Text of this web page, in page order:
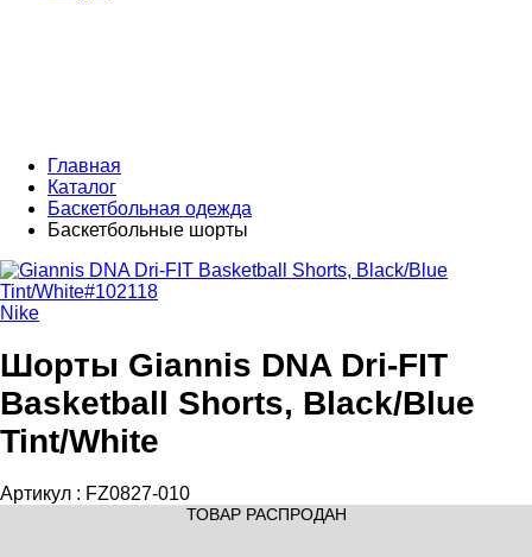
Главная
Каталог
Баскетбольная одежда
Баскетбольные шорты
Nike
Шорты Giannis DNA Dri-FIT
Basketball Shorts, Black/Blue
Tint/White
Артикул : FZ0827-010
ТОВАР РАСПРОДАН